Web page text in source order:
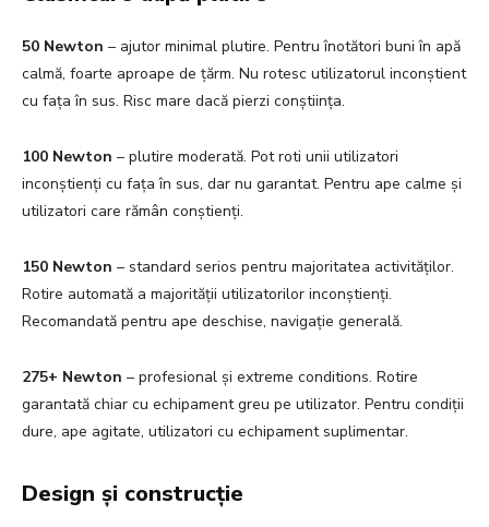
50 Newton – ajutor minimal plutire. Pentru înotători buni în apă
calmă, foarte aproape de țărm. Nu rotesc utilizatorul inconștient
cu fața în sus. Risc mare dacă pierzi conștiința.
100 Newton – plutire moderată. Pot roti unii utilizatori
inconștienți cu fața în sus, dar nu garantat. Pentru ape calme și
utilizatori care rămân conștienți.
150 Newton – standard serios pentru majoritatea activităților.
Rotire automată a majorității utilizatorilor inconștienți.
Recomandată pentru ape deschise, navigație generală.
275+ Newton – profesional și extreme conditions. Rotire
garantată chiar cu echipament greu pe utilizator. Pentru condiții
dure, ape agitate, utilizatori cu echipament suplimentar.
Design și construcție